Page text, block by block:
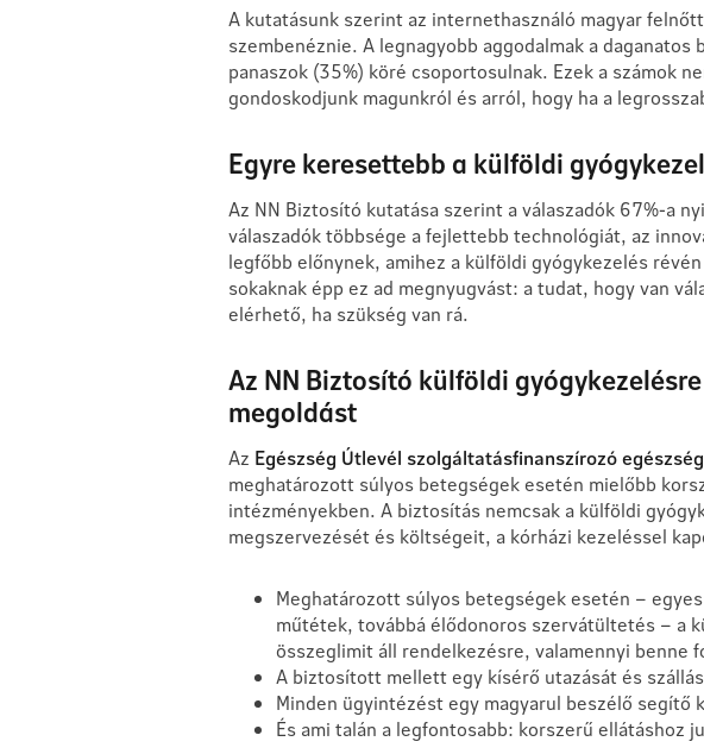
A kutatásunk szerint az internethasználó magyar
szembenéznie. A legnagyobb aggodalmak a
panaszok (35%) köré csoportosulnak. Ezek a számok
gondoskodjunk magunkról és arról, hogy ha a
Egyre keresettebb a külföldi
Az NN Biztosító kutatása szerint a válaszadók 67%-a
válaszadók többsége a fejlettebb technológiát, az
legfőbb előnynek, amihez a külföldi gyógykezelés
sokaknak épp ez ad megnyugvást: a tudat, hogy van
elérhető, ha szükség van rá.
Az NN Biztosító külföldi
megoldást
Az Egészség Útlevél szolgáltatásfinanszírozó
meghatározott súlyos betegségek esetén mielőbb
intézményekben. A biztosítás nemcsak a külföldi
megszervezését és költségeit, a kórházi kezeléssel
Meghatározott súlyos betegségek esetén –
műtétek, továbbá élődonoros szervátültetés – a
összeglimit áll rendelkezésre, valamennyi benne
A biztosított mellett egy kísérő utazását és
Minden ügyintézést egy magyarul beszélő
És ami talán a legfontosabb: korszerű ellátáshoz